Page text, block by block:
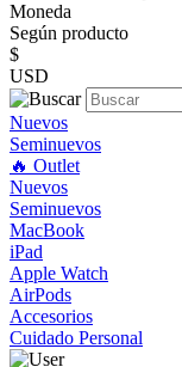
Moneda
Según producto
$
USD
Nuevos
Seminuevos
🔥 Outlet
Nuevos
Seminuevos
MacBook
iPad
Apple Watch
AirPods
Accesorios
Cuidado Personal